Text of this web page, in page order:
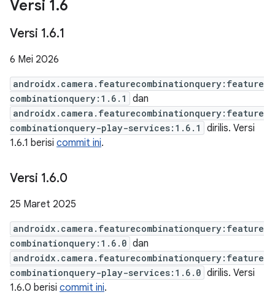
Versi 1.6
Versi 1.6.1
6 Mei 2026
androidx.camera.featurecombinationquery:feature
combinationquery:1.6.1
dan
androidx.camera.featurecombinationquery:feature
combinationquery-play-services:1.6.1
dirilis. Versi
1.6.1 berisi commit ini.
Versi 1.6.0
25 Maret 2025
androidx.camera.featurecombinationquery:feature
combinationquery:1.6.0 dan
androidx.camera.featurecombinationquery:feature
combinationquery-play-services:1.6.0 dirilis. Versi
1.6.0 berisi commit ini.